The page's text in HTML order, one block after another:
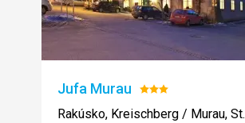
Jufa Murau Hodnotenie:
3/5
Rakúsko, Kreischberg / Murau, St.